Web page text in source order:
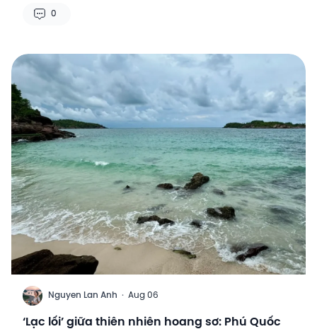
0
N Nguyen Lan Anh · Aug 06
‘Lạc lối’ giữa thiên nhiên hoang sơ: Phú Quốc